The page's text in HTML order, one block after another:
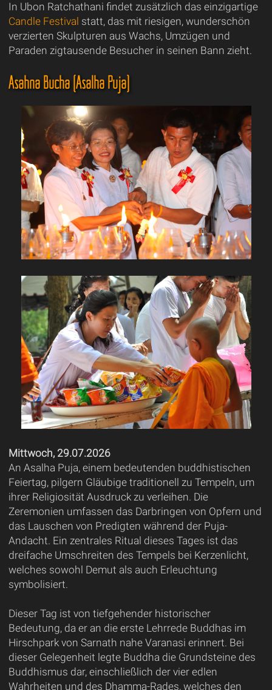
In Ubon Ratchathani findet zusätzlich das einzigartige
Candle Festival statt, das mit riesigen, wunderschön
verzierten Skulpturen aus Wachs, Umzügen und
Paraden zigtausende Besucher in seinen Bann zieht.
Asahna Bucha (Asalha Puja)
Mittwoch, 29.07.2026
An Asalha Puja, einem bedeutenden buddhistischen
Feiertag, pilgern Gläubige traditionell zu Tempeln, um
ihrer Religiosität Ausdruck zu verleihen. Die
Zeremonien umfassen das Darbringen von Opfern und
das Lauschen von Predigten während der Puja-
Andacht. Ein zentrales Ritual dieses Tages ist das
dreifache Umschreiten des Tempels bei Kerzenlicht,
welches sowohl Demut als auch Erleuchtung
symbolisiert.
Dieser Tag ist von tiefgehender historischer
Bedeutung, da er an die erste Lehrrede Buddhas im
Hirschpark von Sarnath nahe Varanasi erinnert. Bei
dieser Gelegenheit legte Buddha die Grundsteine des
Buddhismus dar, einschließlich der vier edlen
Wahrheiten und des Dhamma-Rades, welches den